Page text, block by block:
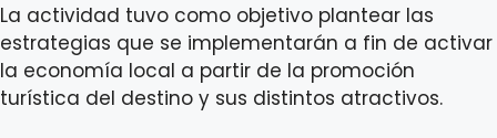
La actividad tuvo como objetivo plantear las
estrategias que se implementarán a fin de activar
la economía local a partir de la promoción
turística del destino y sus distintos atractivos.